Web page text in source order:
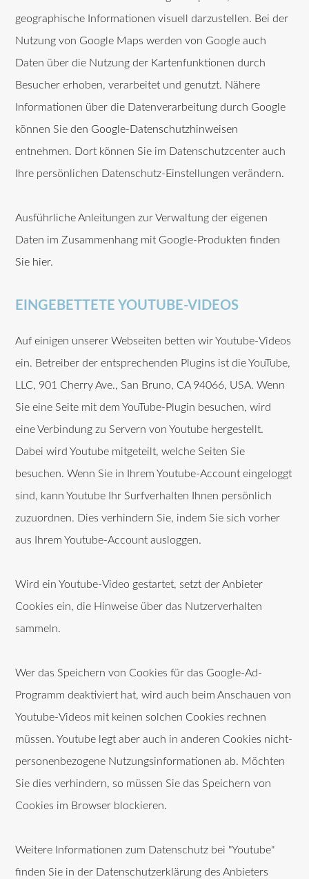
geographische Informationen visuell darzustellen. Bei der
Nutzung von Google Maps werden von Google auch
Daten über die Nutzung der Kartenfunktionen durch
Besucher erhoben, verarbeitet und genutzt. Nähere
Informationen über die Datenverarbeitung durch Google
können Sieden Google-Datenschutzhinweisen
entnehmen. Dort können Sie im Datenschutzcenter auch
Ihre persönlichen Datenschutz-Einstellungen verändern.
Ausführliche Anleitungen zur Verwaltung der eigenen
Daten im Zusammenhang mit Google-Produkten finden
Sie hier.
EINGEBETTETE YOUTUBE-VIDEOS
Auf einigen unserer Webseiten betten wir Youtube-Videos
ein. Betreiber der entsprechenden Plugins ist die YouTube,
LLC, 901 Cherry Ave., San Bruno, CA 94066, USA. Wenn
Sie eine Seite mit dem YouTube-Plugin besuchen, wird
eine Verbindung zu Servern von Youtube hergestellt.
Dabei wird Youtube mitgeteilt, welche Seiten Sie
besuchen. Wenn Sie in Ihrem Youtube-Account eingeloggt
sind, kann Youtube Ihr Surfverhalten Ihnen persönlich
zuzuordnen. Dies verhindern Sie, indem Sie sich vorher
aus Ihrem Youtube-Account ausloggen.
Wird ein Youtube-Video gestartet, setzt der Anbieter
Cookies ein, die Hinweise über das Nutzerverhalten
sammeln.
Wer das Speichern von Cookies für das Google-Ad-
Programm deaktiviert hat, wird auch beim Anschauen von
Youtube-Videos mit keinen solchen Cookies rechnen
müssen. Youtube legt aber auch in anderen Cookies nicht-
personenbezogene Nutzungsinformationen ab. Möchten
Sie dies verhindern, so müssen Sie das Speichern von
Cookies im Browser blockieren.
Weitere Informationen zum Datenschutz bei "Youtube"
finden Sie in der Datenschutzerklärung des Anbieters